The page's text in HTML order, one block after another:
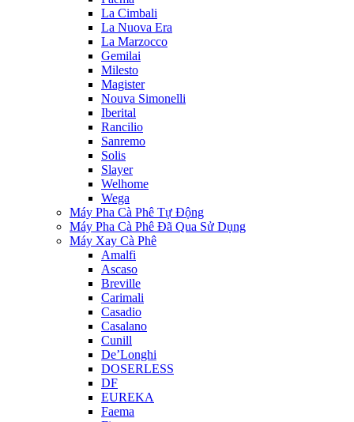
La Cimbali
La Nuova Era
La Marzocco
Gemilai
Milesto
Magister
Nouva Simonelli
Iberital
Rancilio
Sanremo
Solis
Slayer
Welhome
Wega
Máy Pha Cà Phê Tự Động
Máy Pha Cà Phê Đã Qua Sử Dụng
Máy Xay Cà Phê
Amalfi
Ascaso
Breville
Carimali
Casadio
Casalano
Cunill
De’Longhi
DOSERLESS
DF
EUREKA
Faema